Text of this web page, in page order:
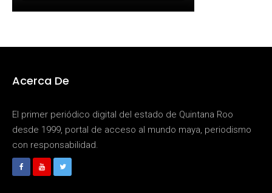
Acerca De
El primer periódico digital del estado de Quintana Roo
desde 1999, portal de acceso al mundo maya, periodismo
con responsabilidad.